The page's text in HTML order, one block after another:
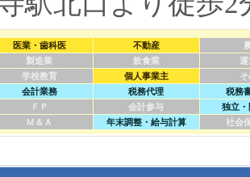
医業・歯科医 不動産
製造業
飲食業
学校教育
個人事業主
会計業務 税務代理
税務
ＦＰ
会計参与
独立
Ｍ＆Ａ
年末調整・給与計算 社会